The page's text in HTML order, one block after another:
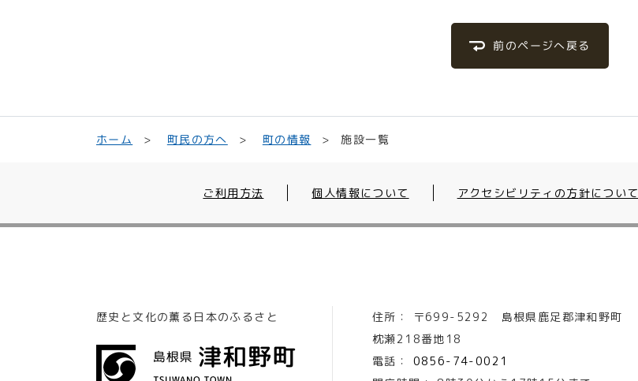
前のページへ戻る
ホーム 町民の方へ 町の情報 施設一覧
ご利用方法 個人情報について アクセシビリティの方針について
歴史と文化の薫る日本のふるさと 住所： 〒699-5292 島根県鹿足郡津和野町
枕瀬218番地18
電話：
0856-74-0021